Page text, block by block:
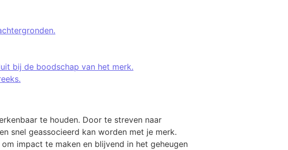
bij de boodschap van het merk.
te houden. Door te streven naar
snel geassocieerd kan worden met je merk.
impact te maken en blijvend in het geheugen